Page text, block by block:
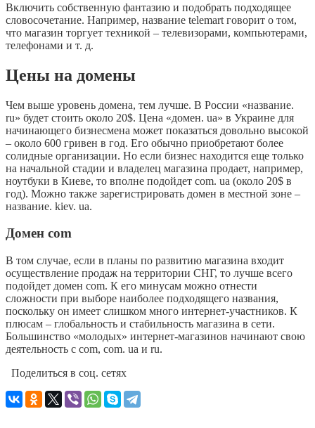
Включить собственную фантазию и подобрать подходящее
словосочетание. Например, название telemart говорит о том,
что магазин торгует техникой – телевизорами, компьютерами,
телефонами и т. д.
Цены на домены
Чем выше уровень домена, тем лучше. В России «название.
ru» будет стоить около 20$. Цена «домен. ua» в Украине для
начинающего бизнесмена может показаться довольно высокой
– около 600 гривен в год. Его обычно приобретают более
солидные организации. Но если бизнес находится еще только
на начальной стадии и владелец магазина продает, например,
ноутбуки в Киеве, то вполне подойдет com. ua (около 20$ в
год). Можно также зарегистрировать домен в местной зоне –
название. kiev. ua.
Домен com
В том случае, если в планы по развитию магазина входит
осуществление продаж на территории СНГ, то лучше всего
подойдет домен com. К его минусам можно отнести
сложности при выборе наиболее подходящего названия,
поскольку он имеет слишком много интернет-участников. К
плюсам – глобальность и стабильность магазина в сети.
Большинство «молодых» интернет-магазинов начинают свою
деятельность с com, com. ua и ru.
Поделиться в соц. сетях